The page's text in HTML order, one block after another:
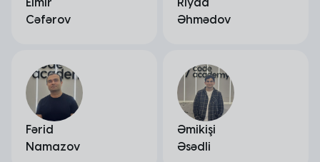
Cəfərov
Əhmədov
Fərid
Namazov
Əmikişi
Əsədli